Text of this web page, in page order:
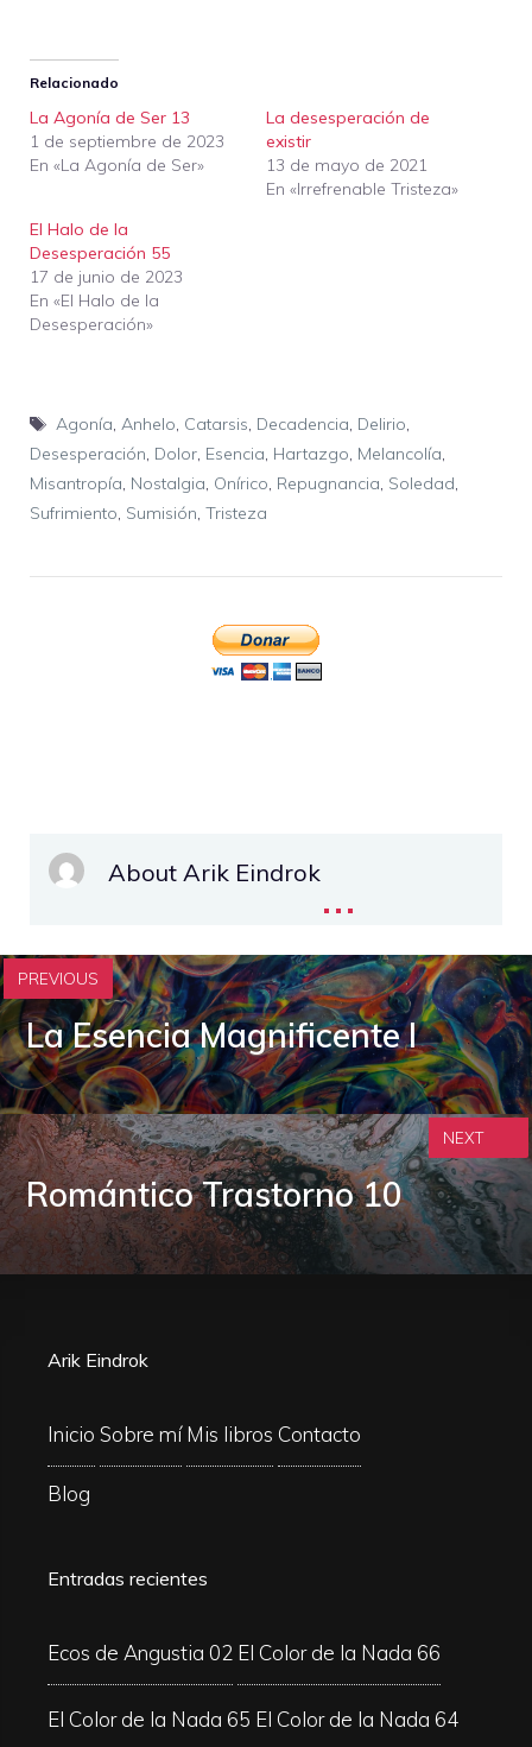
Relacionado
La Agonía de Ser 13
1 de septiembre de 2023
En «La Agonía de Ser»
La desesperación de
existir
13 de mayo de 2021
En «Irrefrenable Tristeza»
El Halo de la
Desesperación 55
17 de junio de 2023
En «El Halo de la
Desesperación»
Etiquetas
Agonía, Anhelo, Catarsis, Decadencia, Delirio,
Desesperación, Dolor, Esencia, Hartazgo, Melancolía,
Misantropía, Nostalgia, Onírico, Repugnancia, Soledad,
Sufrimiento, Sumisión, Tristeza
About Arik Eindrok...
PREVIOUS
La Esencia Magnificente I
Romántico Trastorno 10
NEXT
Arik Eindrok
Inicio Sobre mí Mis libros Contacto
Blog
Entradas recientes
Ecos de Angustia 02 El Color de la Nada 66
El Color de la Nada 65 El Color de la Nada 64